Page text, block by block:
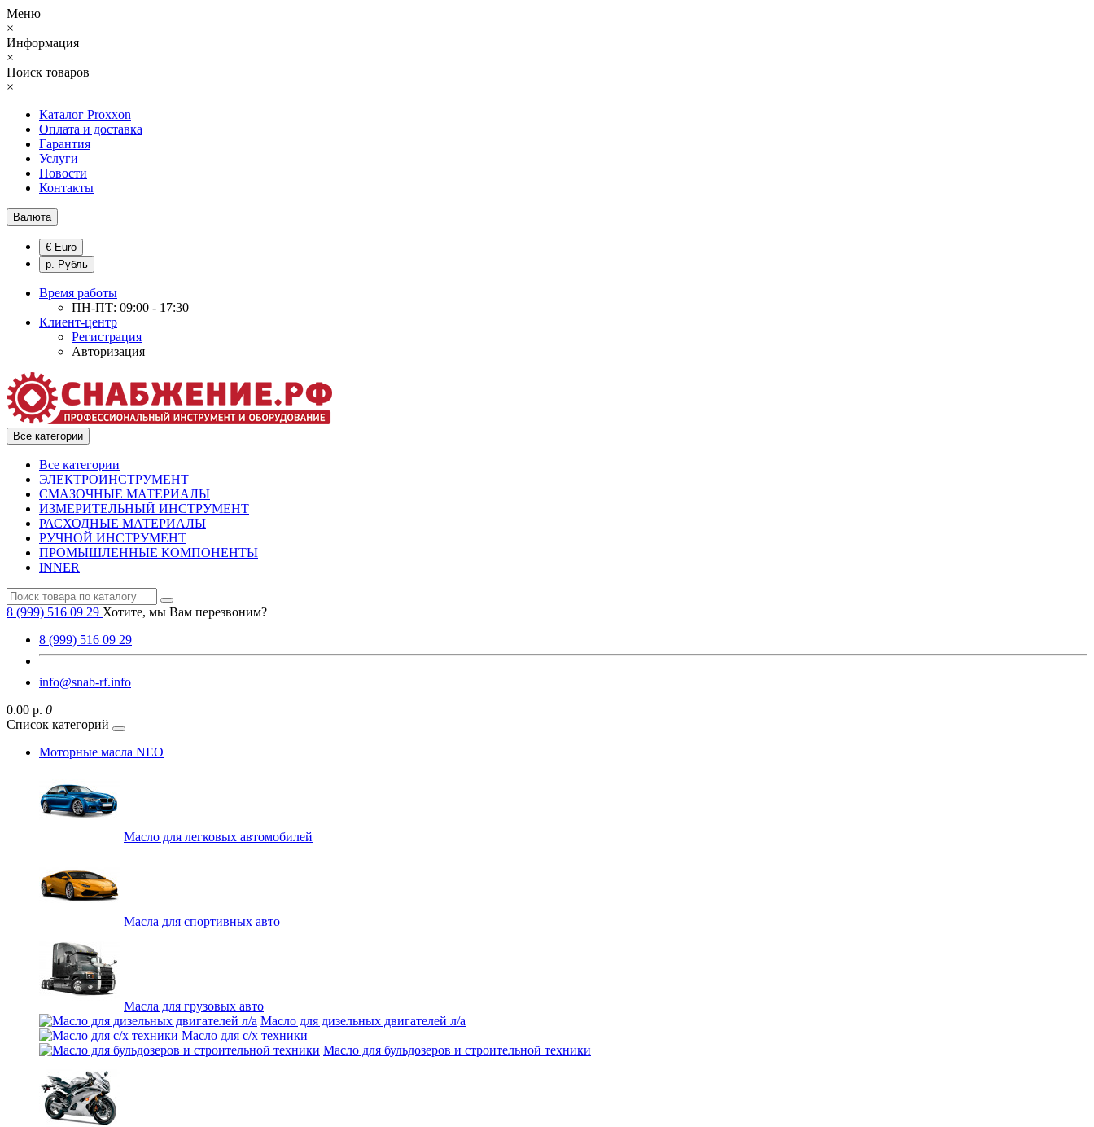
Меню
×
Информация
×
Поиск товаров
×
Каталог Proxxon
Оплата и доставка
Гарантия
Услуги
Новости
Контакты
Валюта
€ Euro
р. Рубль
Время работы
ПН-ПТ: 09:00 - 17:30
Клиент-центр
Регистрация
Авторизация
Все категории
Все категории
ЭЛЕКТРОИНСТРУМЕНТ
СМАЗОЧНЫЕ МАТЕРИАЛЫ
ИЗМЕРИТЕЛЬНЫЙ ИНСТРУМЕНТ
РАСХОДНЫЕ МАТЕРИАЛЫ
РУЧНОЙ ИНСТРУМЕНТ
ПРОМЫШЛЕННЫЕ КОМПОНЕНТЫ
INNER
8 (999) 516 09 29 Хотите, мы Вам перезвоним?
8 (999) 516 09 29
info@snab-rf.info
0.00 р. 0
Список категорий
Моторные масла NEO
Масло для легковых автомобилей
Масла для спортивных авто
Масла для грузовых авто
Масло для дизельных двигателей л/а
Масло для с/х техники
Масло для бульдозеров и строительной техники